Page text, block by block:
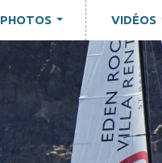
PHOTOS VIDÉOS